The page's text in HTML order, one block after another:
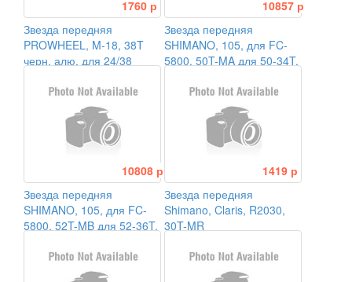
1760 р
Звезда передняя
PROWHEEL, M-18, 38T
черн. алю, для 24/38
10857 р
Звезда передняя
SHIMANO, 105, для FC-
5800, 50T-MA для 50-34T,
10808 р
Звезда передняя
SHIMANO, 105, для FC-
5800, 52T-MB для 52-36T,
1419 р
Звезда передняя
Shimano, Claris, R2030,
30T-MR